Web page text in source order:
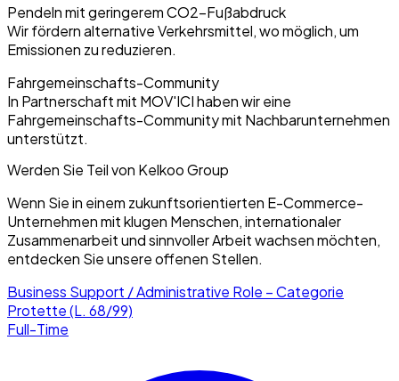
Pendeln mit geringerem CO2-Fußabdruck
Wir fördern alternative Verkehrsmittel, wo möglich, um
Emissionen zu reduzieren.
Fahrgemeinschafts-Community
In Partnerschaft mit MOV'ICI haben wir eine
Fahrgemeinschafts-Community mit Nachbarunternehmen
unterstützt.
Werden Sie Teil von Kelkoo Group
Wenn Sie in einem zukunftsorientierten E-Commerce-
Unternehmen mit klugen Menschen, internationaler
Zusammenarbeit und sinnvoller Arbeit wachsen möchten,
entdecken Sie unsere offenen Stellen.
Business Support / Administrative Role – Categorie
Protette (L. 68/99)
Full-Time